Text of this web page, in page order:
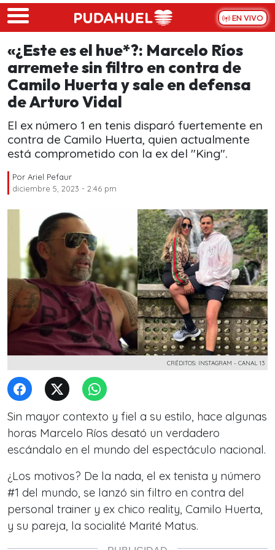
Skip to main content
EN VIVO
«¿Este es el hue*?: Marcelo Ríos
arremete sin filtro en contra de
Camilo Huerta y sale en defensa
de Arturo Vidal
El ex número 1 en tenis disparó fuertemente en
contra de Camilo Huerta, quien actualmente
está comprometido con la ex del "King".
Por Ariel Pefaur
diciembre 5, 2023 - 2:46 pm
CRÉDITOS: INSTAGRAM - CANAL 13
Sin mayor contexto y fiel a su estilo, hace algunas
horas Marcelo Ríos desató un verdadero
escándalo en el mundo del espectáculo nacional.
¿Los motivos? De la nada, el ex tenista y número
#1 del mundo, se lanzó sin filtro en contra del
personal trainer y ex chico reality, Camilo Huerta,
y su pareja, la socialité Marité Matus.